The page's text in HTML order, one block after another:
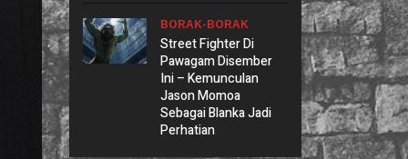
BORAK-BORAK
Street Fighter Di
Pawagam Disember
Ini – Kemunculan
Jason Momoa
Sebagai Blanka Jadi
Perhatian